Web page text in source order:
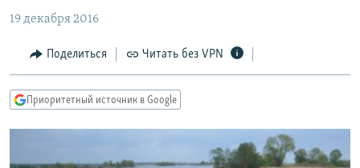
Вернутся
Вернутся
МНЕНИЯ
КУЛЬТУРА
КАВКАЗ.РЕАЛИИ
19 декабря 2016
Поделиться Читать без VPN
Приоритетный источник в Google